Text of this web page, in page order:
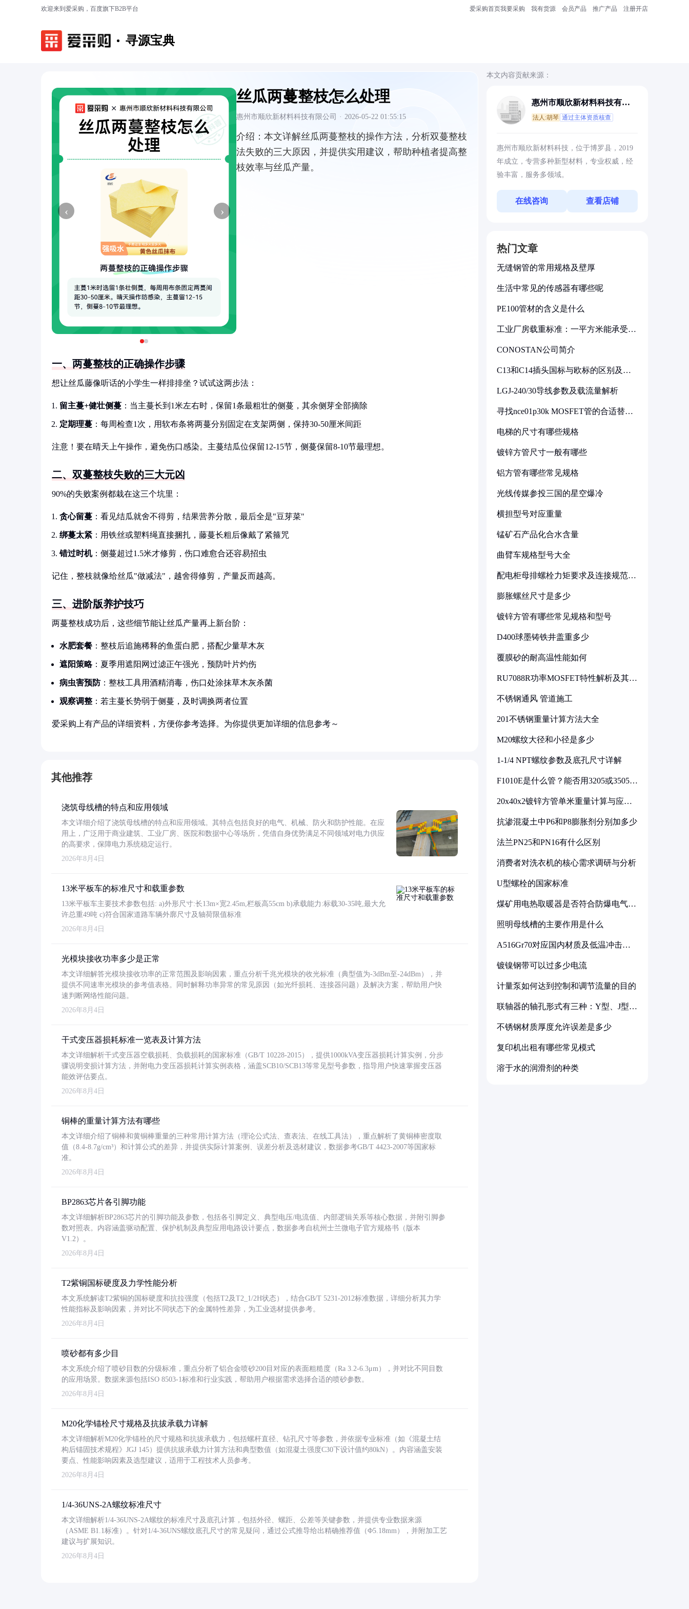
欢迎来到爱采购，百度旗下B2B平台 爱采购首页我要采购 我有货源 会员产品 推广产品 注册开店
寻源宝典
‹ ›
丝瓜两蔓整枝怎么处理
惠州市顺欣新材料科技有限公司 · 2026-05-22 01:55:15
介绍： 本文详解丝瓜两蔓整枝的操作方法，分析双蔓整枝
法失败的三大原因，并提供实用建议，帮助种植者提高整
枝效率与丝瓜产量。
一、两蔓整枝的正确操作步骤
想让丝瓜藤像听话的小学生一样排排坐？试试这两步法：
留主蔓+健壮侧蔓 ：当主蔓长到1米左右时，保留1条最粗壮的侧蔓，其余侧芽全部摘除
定期理蔓 ：每周检查1次，用软布条将两蔓分别固定在支架两侧，保持30-50厘米间距
注意！要在晴天上午操作，避免伤口感染。主蔓结瓜位保留12-15节，侧蔓保留8-10节最理想。
二、双蔓整枝失败的三大元凶
90%的失败案例都栽在这三个坑里：
贪心留蔓 ：看见结瓜就舍不得剪，结果营养分散，最后全是"豆芽菜"
绑蔓太紧 ：用铁丝或塑料绳直接捆扎，藤蔓长粗后像戴了紧箍咒
错过时机：侧蔓超过1.5米才修剪，伤口难愈合还容易招虫
记住，整枝就像给丝瓜"做减法"，越舍得修剪，产量反而越高。
三、进阶版养护技巧
两蔓整枝成功后，这些细节能让丝瓜产量再上新台阶：
水肥套餐 ：整枝后追施稀释的鱼蛋白肥，搭配少量草木灰
遮阳策略：夏季用遮阳网过滤正午强光，预防叶片灼伤
病虫害预防：整枝工具用酒精消毒，伤口处涂抹草木灰杀菌
观察调整 ：若主蔓长势弱于侧蔓，及时调换两者位置
爱采购上有产品的详细资料，方便你参考选择。为你提供更加详细的信息参考～
其他推荐
浇筑母线槽的特点和应用领域
本文详细介绍了浇筑母线槽的特点和应用领域。其特点包括良好的电气、机械、防火和防护性能。在应
用上，广泛用于商业建筑、工业厂房、医院和数据中心等场所，凭借自身优势满足不同领域对电力供应
的高要求，保障电力系统稳定运行。
2026年8月4日
13米平板车的标准尺寸和载重参数
13米平板车主要技术参数包括: a)外形尺寸:长13m×宽2.45m,栏板高55cm b)承载能力:标载30-35吨,最大允
许总重49吨 c)符合国家道路车辆外廓尺寸及轴荷限值标准
2026年8月4日
光模块接收功率多少是正常
本文详细解答光模块接收功率的正常范围及影响因素，重点分析千兆光模块的收光标准（典型值为-3dBm至-24dBm），并
提供不同速率光模块的参考值表格。同时解释功率异常的常见原因（如光纤损耗、连接器问题）及解决方案，帮助用户快
速判断网络性能问题。
2026年8月4日
干式变压器损耗标准一览表及计算方法
本文详细解析干式变压器空载损耗、负载损耗的国家标准（GB/T 10228-2015），提供1000kVA变压器损耗计算实例，分步
骤说明变损计算方法，并附电力变压器损耗计算实例表格，涵盖SCB10/SCB13等常见型号参数，指导用户快速掌握变压器
能效评估要点。
2026年8月4日
铜棒的重量计算方法有哪些
本文详细介绍了铜棒和黄铜棒重量的三种常用计算方法（理论公式法、查表法、在线工具法），重点解析了黄铜棒密度取
值（8.4-8.7g/cm³）和计算公式的差异，并提供实际计算案例、误差分析及选材建议，数据参考GB/T 4423-2007等国家标
准。
2026年8月4日
BP2863芯片各引脚功能
本文详细解析BP2863芯片的引脚功能及参数，包括各引脚定义、典型电压/电流值、内部逻辑关系等核心数据，并附引脚参
数对照表。内容涵盖驱动配置、保护机制及典型应用电路设计要点，数据参考自杭州士兰微电子官方规格书（版本
V1.2）。
2026年8月4日
T2紫铜国标硬度及力学性能分析
本文系统解读T2紫铜的国标硬度和抗拉强度（包括T2及T2_1/2H状态），结合GB/T 5231-2012标准数据，详细分析其力学
性能指标及影响因素，并对比不同状态下的金属特性差异，为工业选材提供参考。
2026年8月4日
喷砂都有多少目
本文系统介绍了喷砂目数的分级标准，重点分析了铝合金喷砂200目对应的表面粗糙度（Ra 3.2-6.3μm），并对比不同目数
的应用场景。数据来源包括ISO 8503-1标准和行业实践，帮助用户根据需求选择合适的喷砂参数。
2026年8月4日
M20化学锚栓尺寸规格及抗拔承载力详解
本文详细解析M20化学锚栓的尺寸规格和抗拔承载力，包括螺杆直径、钻孔尺寸等参数，并依据专业标准（如《混凝土结
构后锚固技术规程》JGJ 145）提供抗拔承载力计算方法和典型数值（如混凝土强度C30下设计值约80kN）。内容涵盖安装
要点、性能影响因素及选型建议，适用于工程技术人员参考。
2026年8月4日
1/4-36UNS-2A螺纹标准尺寸
本文详细解析1/4-36UNS-2A螺纹的标准尺寸及底孔计算，包括外径、螺距、公差等关键参数，并提供专业数据来源
（ASME B1.1标准）。针对1/4-36UNS螺纹底孔尺寸的常见疑问，通过公式推导给出精确推荐值（Φ5.18mm），并附加工艺
建议与扩展知识。
2026年8月4日
本文内容贡献来源：
惠州市顺欣新材料科技有限
法人:胡琴 通过主体资质核查
惠州市顺欣新材料科技，位于博罗县，2019
年成立，专营多种新型材料，专业权威，经
验丰富，服务多领域。
在线咨询 查看店铺
热门文章
无缝钢管的常用规格及壁厚
生活中常见的传感器有哪些呢
PE100管材的含义是什么
工业厂房载重标准：一平方米能承受多
CONOSTAN公司简介
C13和C14插头国标与欧标的区别及其
LGJ-240/30导线参数及载流量解析
寻找nce01p30k MOSFET管的合适替代
电梯的尺寸有哪些规格
镀锌方管尺寸一般有哪些
铝方管有哪些常见规格
光线传媒参投三国的星空爆冷
横担型号对应重量
锰矿石产品化合水含量
曲臂车规格型号大全
配电柜母排螺栓力矩要求及连接规范详
膨胀螺丝尺寸是多少
镀锌方管有哪些常见规格和型号
D400球墨铸铁井盖重多少
覆膜砂的耐高温性能如何
RU7088R功率MOSFET特性解析及其在
不锈钢通风 管道施工
201不锈钢重量计算方法大全
M20螺纹大径和小径是多少
1-1/4 NPT螺纹参数及底孔尺寸详解
F1010E是什么管？能否用3205或3505代
20x40x2镀锌方管单米重量计算与应用
抗渗混凝土中P6和P8膨胀剂分别加多少
法兰PN25和PN16有什么区别
消费者对洗衣机的核心需求调研与分析
U型螺栓的国家标准
煤矿用电热取暖器是否符合防爆电气设
照明母线槽的主要作用是什么
A516Gr70对应国内材质及低温冲击要
镀镍钢带可以过多少电流
计量泵如何达到控制和调节流量的目的
联轴器的轴孔形式有三种：Y型、J型、
不锈钢材质厚度允许误差是多少
复印机出租有哪些常见模式
溶于水的润滑剂的种类